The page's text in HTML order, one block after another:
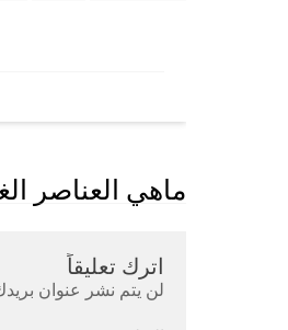
Post
navigation
ماهي العناصر
اترك تعليقاً
لن يتم نشر عنوان